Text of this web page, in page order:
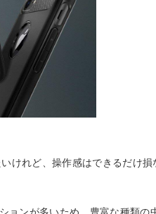
けれど、操作感はできるだけ